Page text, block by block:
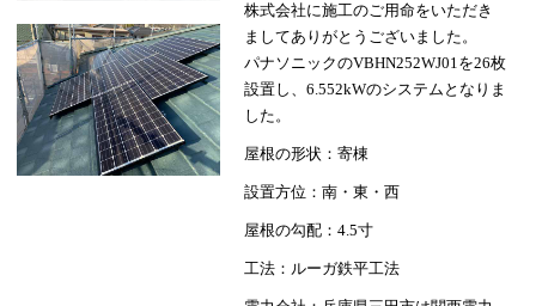
株式会社に施工のご用命をいただき
ましてありがとうございました。
パナソニックのVBHN252WJ01を26枚
設置し、6.552kWのシステムとなりま
した。
屋根の形状：寄棟
設置方位：南・東・西
屋根の勾配：4.5寸
工法：ルーガ鉄平工法